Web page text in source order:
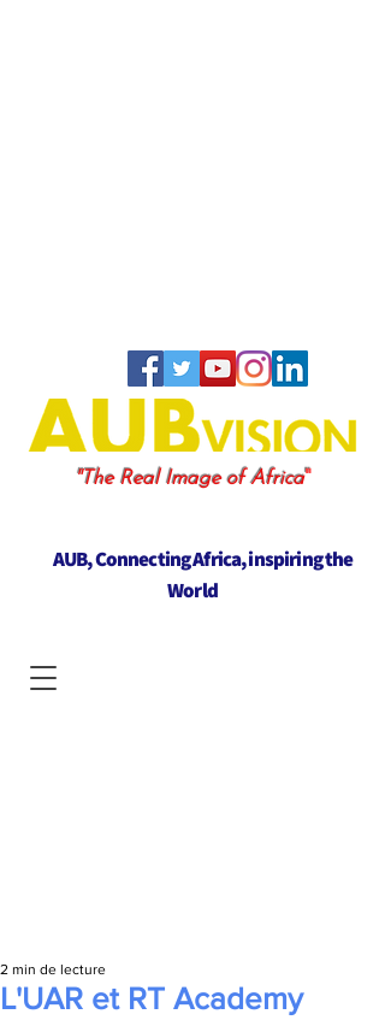
"The Real Image of Africa"
AUB, Connecting Africa, inspiring the
World
L'UAR et RT Academy
2 min de lecture